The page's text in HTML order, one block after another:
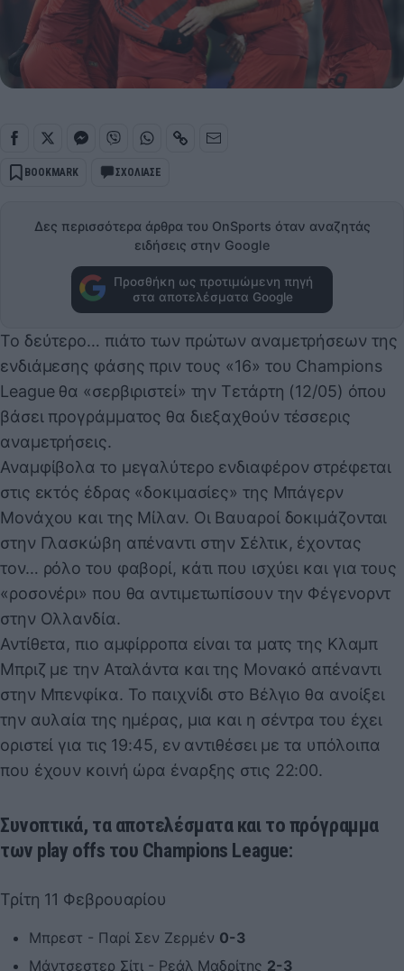
BOOKMARK ΣΧΟΛΙΑΣΕ
Δες περισσότερα άρθρα του OnSports όταν αναζητάς
ειδήσεις στην Google
Προσθήκη ως προτιμώμενη πηγή
στα αποτελέσματα Google
Το δεύτερο… πιάτο των πρώτων αναμετρήσεων της
ενδιάμεσης φάσης πριν τους «16» του Champions
League θα «σερβιριστεί» την Τετάρτη (12/05) όπου
βάσει προγράμματος θα διεξαχθούν τέσσερις
αναμετρήσεις.
Αναμφίβολα το μεγαλύτερο ενδιαφέρον στρέφεται
στις εκτός έδρας «δοκιμασίες» της Μπάγερν
Μονάχου και της Μίλαν. Οι Βαυαροί δοκιμάζονται
στην Γλασκώβη απέναντι στην Σέλτικ, έχοντας
τον… ρόλο του φαβορί, κάτι που ισχύει και για τους
«ροσονέρι» που θα αντιμετωπίσουν την Φέγενορντ
στην Ολλανδία.
Αντίθετα, πιο αμφίρροπα είναι τα ματς της Κλαμπ
Μπριζ με την Αταλάντα και της Μονακό απέναντι
στην Μπενφίκα. Το παιχνίδι στο Βέλγιο θα ανοίξει
την αυλαία της ημέρας, μια και η σέντρα του έχει
οριστεί για τις 19:45, εν αντιθέσει με τα υπόλοιπα
που έχουν κοινή ώρα έναρξης στις 22:00.
Συνοπτικά, τα αποτελέσματα και το πρόγραμμα
των play offs του Champions League:
Τρίτη 11 Φεβρουαρίου
Μπρεστ - Παρί Σεν Ζερμέν 0-3
Μάντσεστερ Σίτι - Ρεάλ Μαδρίτης 2-3